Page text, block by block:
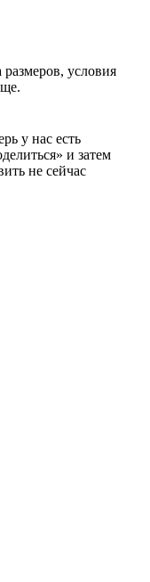
условия
у нас есть
и затем
не сейчас